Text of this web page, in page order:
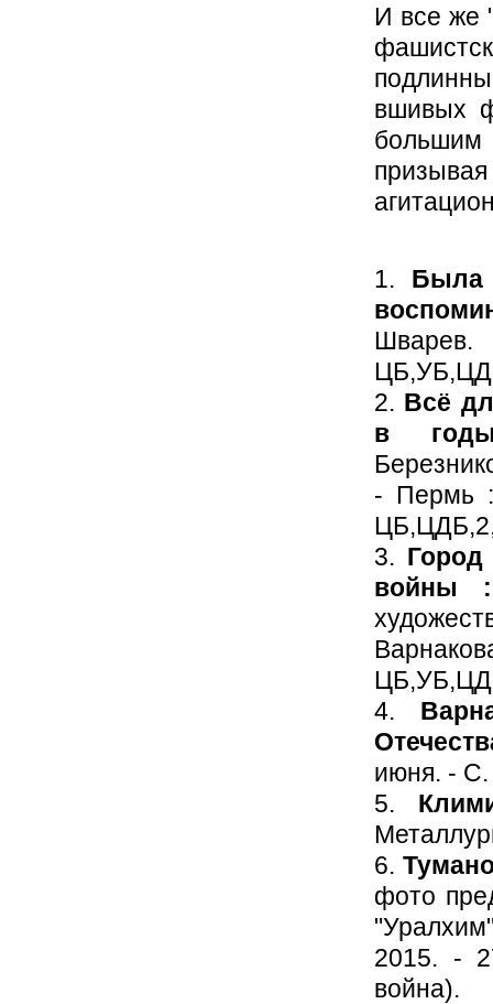
И все же
вшивых
большим
1. Была
2. Всё
в годы
- Пермь
3. Город
войны :
4.
июня. - С.
5.
6.
фото
2015. -
война).